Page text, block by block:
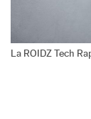
La ROIDZ Tech